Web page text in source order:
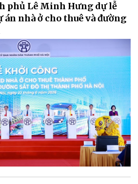
phủ Lê Minh Hưng dự lễ
án nhà ở cho thuê và đường